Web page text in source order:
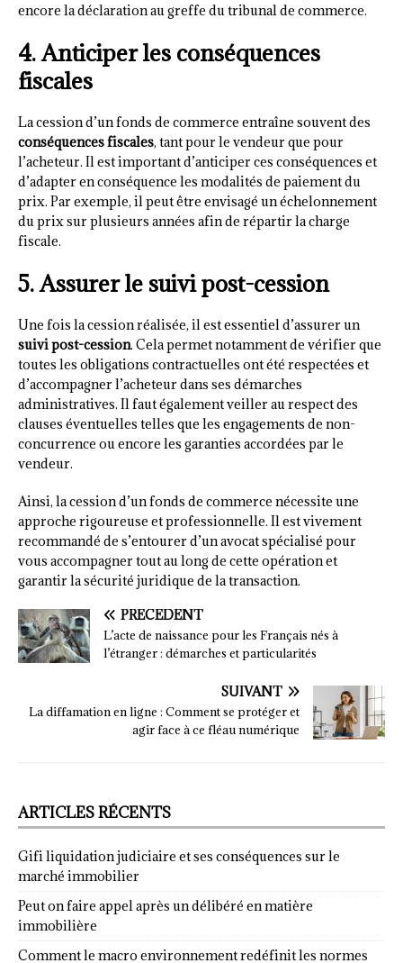
encore la déclaration au greffe du tribunal de commerce.
4. Anticiper les conséquences
fiscales
La cession d’un fonds de commerce entraîne souvent des
conséquences fiscales, tant pour le vendeur que pour
l’acheteur. Il est important d’anticiper ces conséquences et
d’adapter en conséquence les modalités de paiement du
prix. Par exemple, il peut être envisagé un échelonnement
du prix sur plusieurs années afin de répartir la charge
fiscale.
5. Assurer le suivi post-cession
Une fois la cession réalisée, il est essentiel d’assurer un
suivi post-cession. Cela permet notamment de vérifier que
toutes les obligations contractuelles ont été respectées et
d’accompagner l’acheteur dans ses démarches
administratives. Il faut également veiller au respect des
clauses éventuelles telles que les engagements de non-
concurrence ou encore les garanties accordées par le
vendeur.
Ainsi, la cession d’un fonds de commerce nécessite une
approche rigoureuse et professionnelle. Il est vivement
recommandé de s’entourer d’un avocat spécialisé pour
vous accompagner tout au long de cette opération et
garantir la sécurité juridique de la transaction.
PRÉCÉDENT
L’acte de naissance pour les Français nés à
l’étranger : démarches et particularités
SUIVANT
La diffamation en ligne : Comment se protéger et
agir face à ce fléau numérique
ARTICLES RÉCENTS
Gifi liquidation judiciaire et ses conséquences sur le
marché immobilier
Peut on faire appel après un délibéré en matière
immobilière
Comment le macro environnement redéfinit les normes